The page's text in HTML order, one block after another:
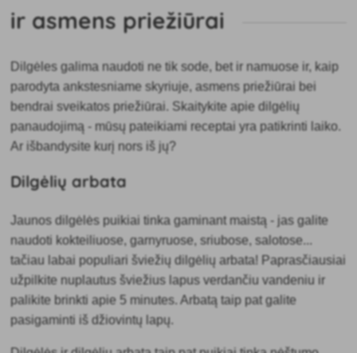
ir asmens priežiūrai
Dilgėles galima naudoti ne tik sode, bet irnamuose ir, kaip
parodyta ankstesniame skyriuje, asmens priežiūrai bei
bendrai sveikatos priežiūrai. Skaitykite apie dilgėlių
panaudojimą - mūsų pateikiami receptai yra patikrinti laiko.
Ar išbandysite kurį nors iš jų?
Dilgėlių arbata
Jaunos dilgėlės puikiai tinka gaminant maistą - jas galite
naudoti kokteiliuose, garnyruose, sriubose, salotose...
tačiau labai populiari šviežių dilgėlių arbata! Paprasčiausiai
užpilkite nuplautus šviežius lapus verdančiu vandeniu ir
palikite brinkti apie 5 minutes. Arbatą taip pat galite
pasigaminti iš džiovintų lapų.